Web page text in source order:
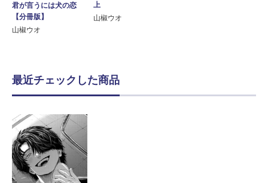
君が言うには犬の恋
【分冊版】
山椒ウオ
上
山椒ウオ
最近チェックした商品